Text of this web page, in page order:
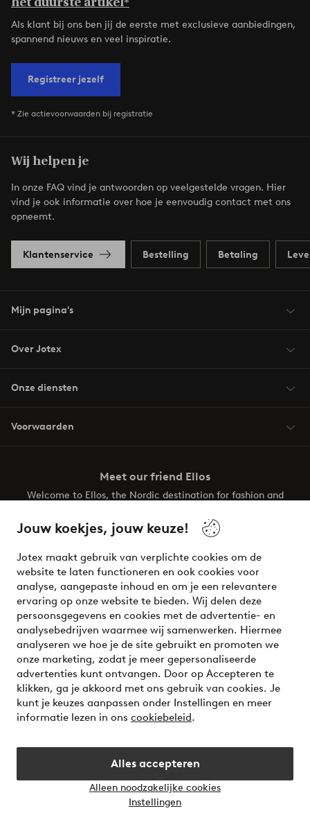
Jouw koekjes, jouw keuze!
Jotex maakt gebruik van verplichte cookies om de
website te laten functioneren en ook cookies voor
analyse, aangepaste inhoud en om je een relevantere
ervaring op onze website te bieden. Wij delen deze
persoonsgegevens en cookies met de advertentie- en
analysebedrijven waarmee wij samenwerken. Hiermee
analyseren we hoe je de site gebruikt en promoten we
onze marketing, zodat je meer gepersonaliseerde
advertenties kunt ontvangen. Door op Accepteren te
klikken, ga je akkoord met ons gebruik van cookies. Je
kunt je keuzes aanpassen onder Instellingen en meer
informatie lezen in ons cookiebeleid.
Alles accepteren
Alleen noodzakelijke cookies
Instellingen
Als klant bij ons ben jij de eerste met exclusieve aanbiedingen,
spannend nieuws en veel inspiratie.
Registreer jezelf
* Zie actievoorwaarden bij registratie
Wij helpen je
In onze FAQ vind je antwoorden op veelgestelde vragen. Hier
vind je ook informatie over hoe je eenvoudig contact met ons
opneemt.
Klantenservice Bestelling Betaling
Mijn pagina's
Over Jotex
Onze diensten
Voorwaarden
Meet our friend Ellos
Welcome to Ellos, the Nordic destination for fashion and
your wardrobe. Your next inspiring look is here!
Veilig betalen - Nu betalen of opsplitsen
Wil je meer weten over onze betaalopties?